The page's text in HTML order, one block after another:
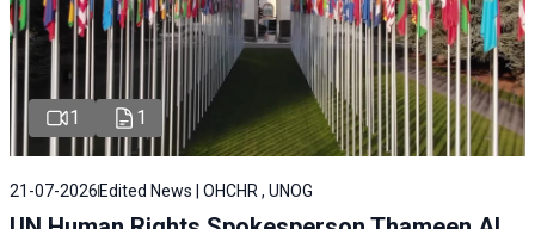
1 1
21-07-2026 Edited News | OHCHR , UNOG